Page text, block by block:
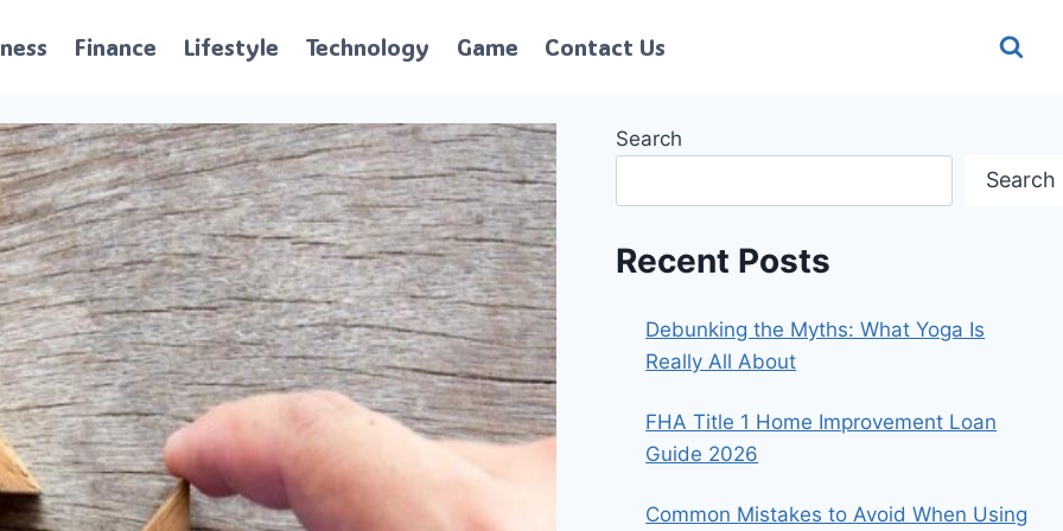
Finance Lifestyle Technology Game Contact Us
Search
Search
Recent Posts
Debunking the Myths: What Yoga Is
Really All About
FHA Title 1 Home Improvement Loan
Guide 2026
Common Mistakes to Avoid When Using